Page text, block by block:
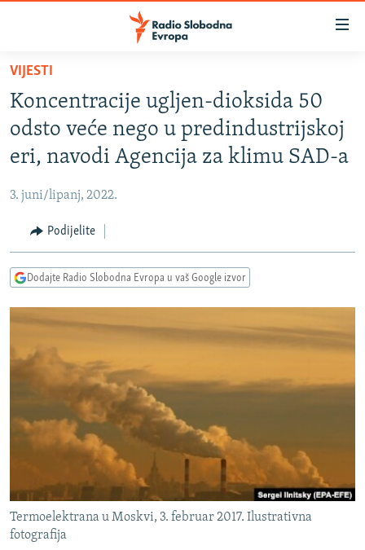
Pređite
glavni
sadržaj
Pređite
na
glavnu
navigaciju
Pređite
na
pretragu
BOSNA I HERCEGOVINA
SRBIJA
CRNA GORA
VIZUELNO
INFOGRAFIKE
RAT U UKRAJINI
KINA NA BALKANU
RSE PRIČE IZ SVIJETA
ISPRIČAJ MI
DNEVNO@RSE
SPECIJALI RSE
VIŠE OD NASLOVA
GENOCID U SREBRENICI
POPLAVE I KLIZIŠTA U BIH 2024.
PRATITE NAS
VIJESTI
Koncentracije ugljen-dioksida 50
odsto veće nego u predindustrijskoj
eri, navodi Agencija za klimu SAD-a
3. juni/lipanj, 2022.
Podijelite
Dodajte Radio Slobodna Evropa u vaš Google izvor
Termoelektrana u Moskvi, 3. februar 2017. Ilustrativna
fotografija